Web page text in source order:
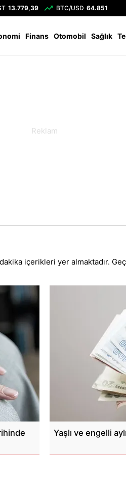
13.779,39 BTC/USD 64.851
Finans Otomobil Sağlık
içerikleri yer almaktadır.
Yaşlı ve engelli